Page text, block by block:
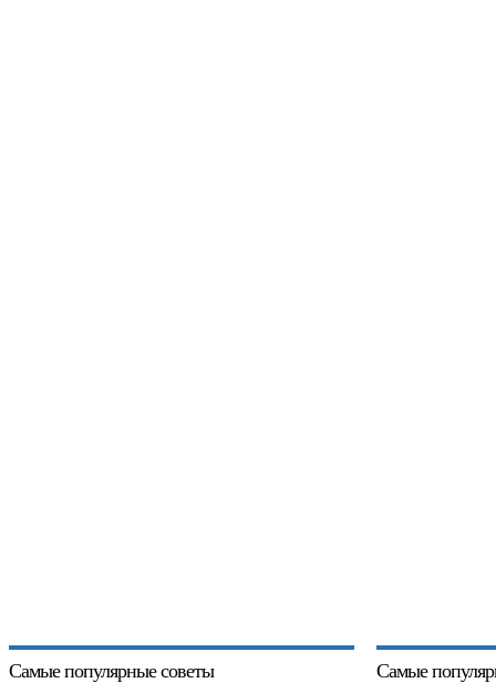
Самые популярные советы Самые